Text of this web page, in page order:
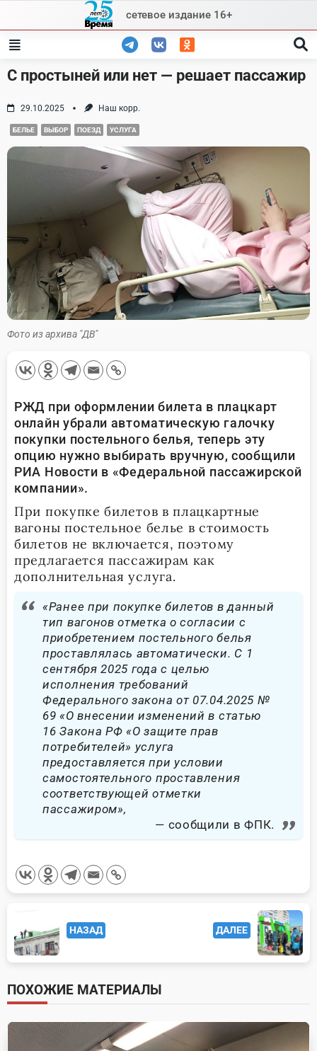
content
сетевое издание 16+
С простыней или нет — решает пассажир
29.10.2025 Наш корр.
БЕЛЬЕ ВЫБОР ПОЕЗД УСЛУГА
Фото из архива "ДВ"
РЖД при оформлении билета в плацкарт
онлайн убрали автоматическую галочку
покупки постельного белья, теперь эту
опцию нужно выбирать вручную, сообщили
РИА Новости в «Федеральной пассажирской
компании».
При покупке билетов в плацкартные
вагоны постельное белье в стоимость
билетов не включается, поэтому
предлагается пассажирам как
дополнительная услуга.
«Ранее при покупке билетов в данный
тип вагонов отметка о согласии с
приобретением постельного белья
проставлялась автоматически. С 1
сентября 2025 года с целью
исполнения требований
Федерального закона от 07.04.2025 №
69 «О внесении изменений в статью
16 Закона РФ «О защите прав
потребителей» услуга
предоставляется при условии
самостоятельного проставления
соответствующей отметки
пассажиром»,
сообщили в ФПК.
class="nav-
subtitle
screen-
reader-
text">Page</span>
НАЗАД ДАЛЕЕ
ПОХОЖИЕ МАТЕРИАЛЫ